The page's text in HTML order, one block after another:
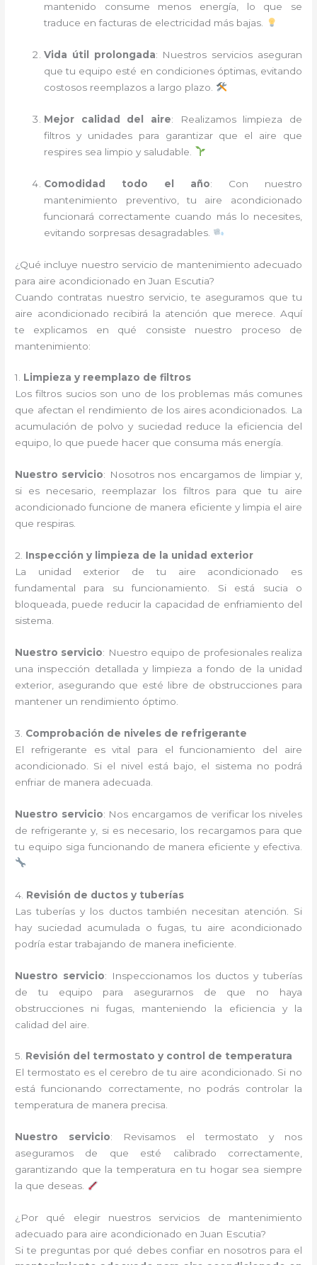
mantenido consume menos energía, lo que se
traduce en facturas de electricidad más bajas.
Vida útil prolongada: Nuestros servicios aseguran
que tu equipo esté en condiciones óptimas, evitando
costosos reemplazos a largo plazo.
Mejor calidad del aire: Realizamos limpieza de
filtros y unidades para garantizar que el aire que
respires sea limpio y saludable.
Comodidad todo el año: Con nuestro
mantenimiento preventivo, tu aire acondicionado
funcionará correctamente cuando más lo necesites,
evitando sorpresas desagradables.
¿Qué incluye nuestro servicio de mantenimiento adecuado
para aire acondicionado en Juan Escutia?
Cuando contratas nuestro servicio, te aseguramos que tu
aire acondicionado recibirá la atención que merece. Aquí
te explicamos en qué consiste nuestro proceso de
mantenimiento:
1. Limpieza y reemplazo de filtros
Los filtros sucios son uno de los problemas más comunes
que afectan el rendimiento de los aires acondicionados. La
acumulación de polvo y suciedad reduce la eficiencia del
equipo, lo que puede hacer que consuma más energía.
Nuestro servicio: Nosotros nos encargamos de limpiar y,
si es necesario, reemplazar los filtros para que tu aire
acondicionado funcione de manera eficiente y limpia el aire
que respiras.
2. Inspección y limpieza de la unidad exterior
La unidad exterior de tu aire acondicionado es
fundamental para su funcionamiento. Si está sucia o
bloqueada, puede reducir la capacidad de enfriamiento del
sistema.
Nuestro servicio: Nuestro equipo de profesionales realiza
una inspección detallada y limpieza a fondo de la unidad
exterior, asegurando que esté libre de obstrucciones para
mantener un rendimiento óptimo.
3. Comprobación de niveles de refrigerante
El refrigerante es vital para el funcionamiento del aire
acondicionado. Si el nivel está bajo, el sistema no podrá
enfriar de manera adecuada.
Nuestro servicio: Nos encargamos de verificar los niveles
de refrigerante y, si es necesario, los recargamos para que
tu equipo siga funcionando de manera eficiente y efectiva.
4. Revisión de ductos y tuberías
Las tuberías y los ductos también necesitan atención. Si
hay suciedad acumulada o fugas, tu aire acondicionado
podría estar trabajando de manera ineficiente.
Nuestro servicio: Inspeccionamos los ductos y tuberías
de tu equipo para asegurarnos de que no haya
obstrucciones ni fugas, manteniendo la eficiencia y la
calidad del aire.
5. Revisión del termostato y control de temperatura
El termostato es el cerebro de tu aire acondicionado. Si no
está funcionando correctamente, no podrás controlar la
temperatura de manera precisa.
Nuestro servicio: Revisamos el termostato y nos
aseguramos de que esté calibrado correctamente,
garantizando que la temperatura en tu hogar sea siempre
la que deseas.
¿Por qué elegir nuestros servicios de mantenimiento
adecuado para aire acondicionado en Juan Escutia?
Si te preguntas por qué debes confiar en nosotros para el